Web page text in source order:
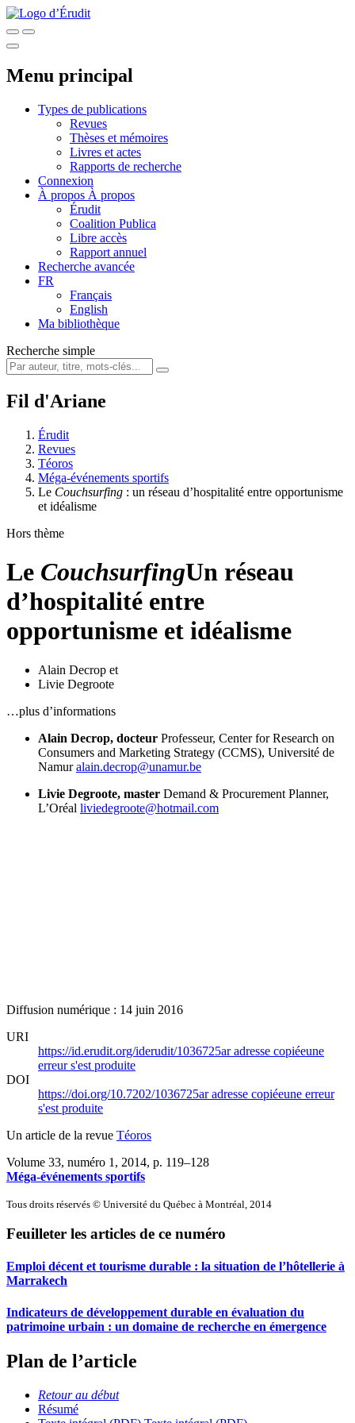
Menu principal
Types de publications
Revues
Thèses et mémoires
Livres et actes
Rapports de recherche
Connexion
À propos À propos
Érudit
Coalition Publica
Libre accès
Rapport annuel
Recherche avancée
FR
Français
English
Ma bibliothèque
Recherche simple
Fil d'Ariane
Érudit
Revues
Téoros
Méga-événements sportifs
Le Couchsurfing : un réseau d’hospitalité entre opportunisme
et idéalisme
Hors thème
Le CouchsurfingUn réseau
d’hospitalité entre
opportunisme et idéalisme
Alain Decrop et
Livie Degroote
…plus d’informations
Alain Decrop, docteur Professeur, Center for Research on
Consumers and Marketing Strategy (CCMS), Université de
Namur alain.decrop@unamur.be
Livie Degroote, master Demand & Procurement Planner,
L’Oréal liviedegroote@hotmail.com
Diffusion numérique : 14 juin 2016
URI
https://id.erudit.org/iderudit/1036725aradresse copiéeune
erreur s'est produite
DOI
https://doi.org/10.7202/1036725aradresse copiéeune erreur
s'est produite
Un article de la revue Téoros
Volume 33, numéro 1, 2014, p. 119–128
Méga-événements sportifs
Tous droits réservés © Université du Québec à Montréal, 2014
Feuilleter les articles de ce numéro
Emploi décent et tourisme durable : la situation de l’hôtellerie à
Marrakech
Indicateurs de développement durable en évaluation du
patrimoine urbain : un domaine de recherche en émergence
Plan de l’article
Retour au début
Résumé